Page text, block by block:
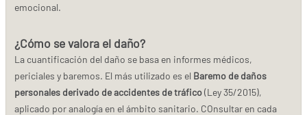
emocional.
¿Cómo se valora el daño?
La cuantificación del daño se basa en informes médicos,
periciales y baremos. El más utilizado es el Baremo de daños
personales derivado de accidentes de tráfico(Ley 35/2015),
aplicado por analogía en el ámbito sanitario. COnsultar en cada